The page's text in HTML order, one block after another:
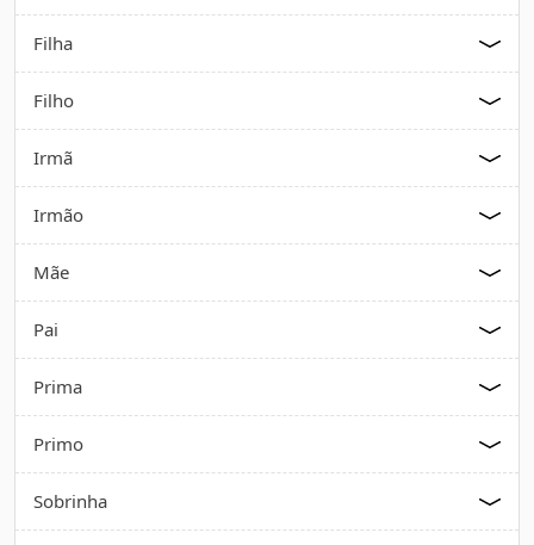
Filha
Filho
Irmã
Irmão
Mãe
Pai
Prima
Primo
Sobrinha